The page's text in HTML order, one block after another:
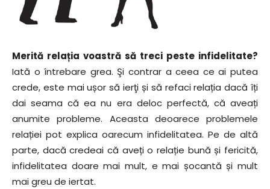
Merită relația voastră să treci peste infidelitate?
Iată o întrebare grea. Şi contrar a ceea ce ai putea
crede, este mai ușor să ierţi și să refaci relația dacă îți
dai seama că ea nu era deloc perfectă, că aveați
anumite probleme. Aceasta deoarece problemele
relației pot explica oarecum infidelitatea. Pe de altă
parte, dacă credeai că aveți o relație bună și fericită,
infidelitatea doare mai mult, e mai șocantă și mult
mai greu de iertat.